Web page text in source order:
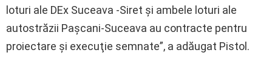
loturi ale DEx Suceava -Siret şi ambele loturi ale
autostrăzii Paşcani-Suceava au contracte pentru
proiectare şi execuţie semnate”, a adăugat Pistol.